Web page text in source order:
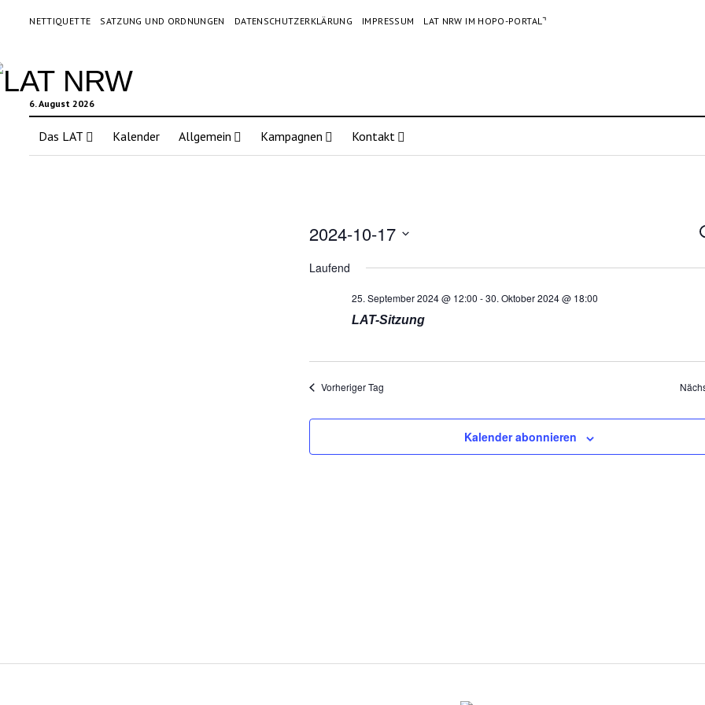
NETTIQUETTE SATZUNG UND ORDNUNGEN DATENSCHUTZERKLÄRUNG IMPRESSUM LAT NRW IM HOPO-PORTAL⌝
6. August 2026
Das LAT Kalender Allgemein Kampagnen Kontakt
2024-10-17
wählen.
Laufend
25. September 2024 @ 12:00 -30. Oktober 2024 @ 18:00
LAT-Sitzung
Vorheriger Tag
Kalender abonnieren